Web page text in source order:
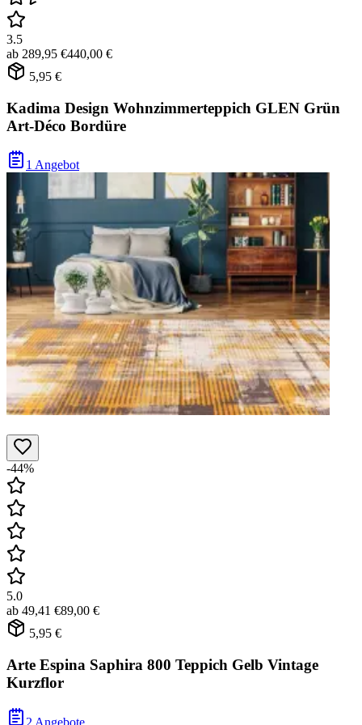
3.5
ab 289,95 €440,00 €
5,95 €
Kadima Design Wohnzimmerteppich GLEN Grün
Art-Déco Bordüre
1 Angebot
-44%
5.0
ab 49,41 €89,00 €
5,95 €
Arte Espina Saphira 800 Teppich Gelb Vintage
Kurzflor
2 Angebote